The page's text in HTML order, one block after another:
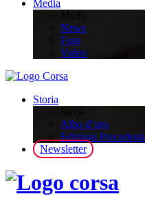
Media
News
Foto
Video
Storia
Albo d’oro
Edizioni Precedenti
Newsletter